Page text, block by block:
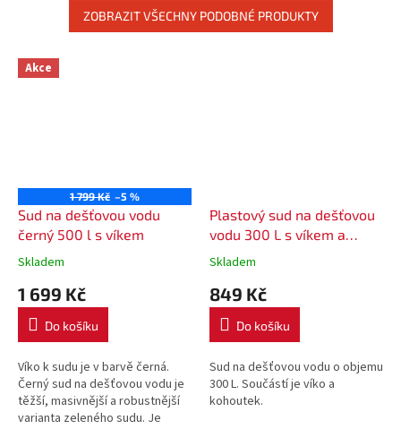
ZOBRAZIT VŠECHNY PODOBNÉ PRODUKTY
Akce
1 799 Kč –5 %
Sud na dešťovou vodu
černý 500 l s víkem
Skladem
1 699 Kč
Do košíku
Víko k sudu je v barvě černá.
Černý sud na dešťovou vodu je
těžší, masivnější a robustnější
varianta zeleného sudu. Je
Plastový sud na dešťovou
vodu 300 L s víkem a
kohoutkem
Skladem
849 Kč
Do košíku
Sud na dešťovou vodu o objemu
300 L. Součástí je víko a
kohoutek.